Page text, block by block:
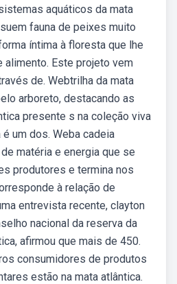
aquáticos da mata
fauna de peixes muito
íntima à floresta que lhe
alimento. Este projeto vem
de. Webtrilha da mata
arboreto, destacando as
presente s na coleção viva
um dos. Weba cadeia
matéria e energia que se
produtores e termina nos
à relação de
entrevista recente, clayton
nacional da reserva da
afirmou que mais de 450.
consumidores de produtos
estão na mata atlântica.